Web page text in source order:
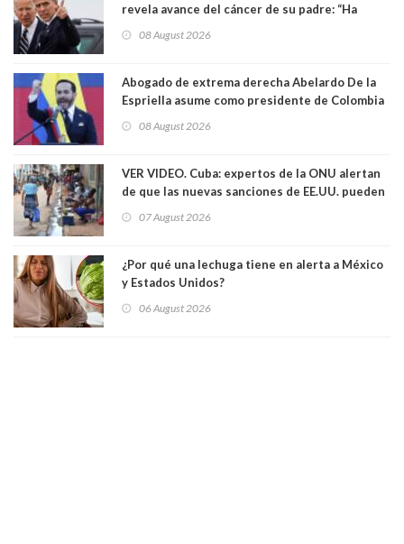
revela avance del cáncer de su padre: “Ha
08 August 2026
Abogado de extrema derecha Abelardo De la
Espriella asume como presidente de Colombia
08 August 2026
VER VIDEO. Cuba: expertos de la ONU alertan
de que las nuevas sanciones de EE.UU. pueden
07 August 2026
¿Por qué una lechuga tiene en alerta a México
y Estados Unidos?
06 August 2026